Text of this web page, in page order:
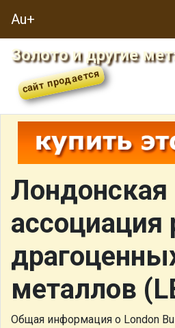
Au+
Золото и другие
Лондонская
ассоциация
металлов
Общая информация о London